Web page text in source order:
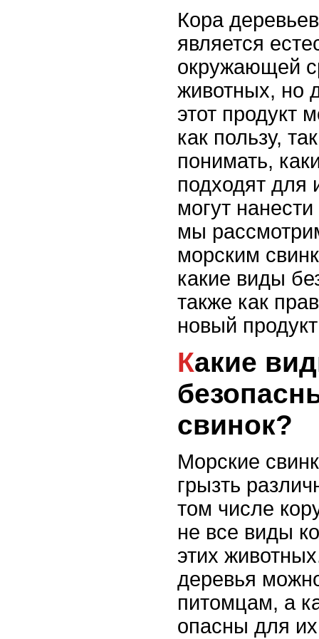
Кора
является
окружающей
животных, но
этот продукт
как пользу,
понимать,
подходят для
могут
мы
морским
какие виды
также как
новый
Какие виды коры
свинок?
Морские
грызть
том числе
не все виды
этих
деревья
питомцам, а
опасны для